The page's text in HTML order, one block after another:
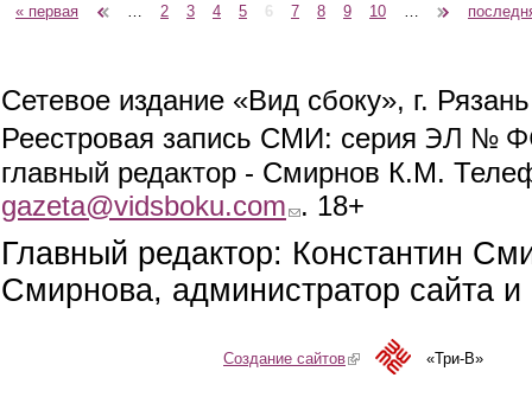
Страницы
« первая 2 3 4 5 6 7 8 9 10
Сетевое издание «Вид сбоку», г.
Реестровая запись СМИ: серия ЭЛ №
главный редактор - Смирнов К.М.
gazeta@vidsboku.com (link sends e-mail)
. 18+
Главный редактор: Константин
Смирнова, администратор сайта
Создание сайтов(link is external)«Три-В»